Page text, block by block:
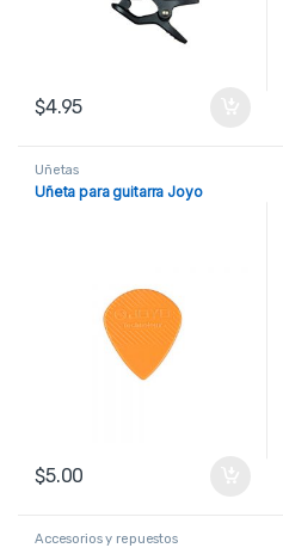
$4.95
Uñetas
Uñeta para guitarra Joyo
$5.00
Accesorios y repuestos